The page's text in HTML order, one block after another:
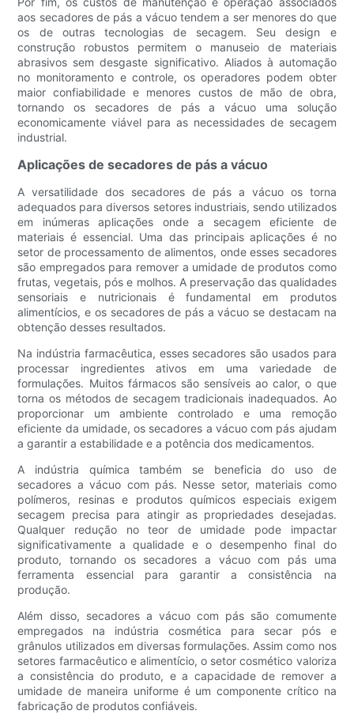
aos secadores de pás a vácuo tendem a ser menores do que
os de outras tecnologias de secagem. Seu design e
construção robustos permitem o manuseio de materiais
abrasivos sem desgaste significativo. Aliados à automação
no monitoramento e controle, os operadores podem obter
maior confiabilidade e menores custos de mão de obra,
tornando os secadores de pás a vácuo uma solução
economicamente viável para as necessidades de secagem
industrial.
Aplicações de secadores de pás a vácuo
A versatilidade dos secadores de pás a vácuo os torna
adequados para diversos setores industriais, sendo utilizados
em inúmeras aplicações onde a secagem eficiente de
materiais é essencial. Uma das principais aplicações é no
setor de processamento de alimentos, onde esses secadores
são empregados para remover a umidade de produtos como
frutas, vegetais, pós e molhos. A preservação das qualidades
sensoriais e nutricionais é fundamental em produtos
alimentícios, e os secadores de pás a vácuo se destacam na
obtenção desses resultados.
Na indústria farmacêutica, esses secadores são usados ​​para
processar ingredientes ativos em uma variedade de
formulações. Muitos fármacos são sensíveis ao calor, o que
torna os métodos de secagem tradicionais inadequados. Ao
proporcionar um ambiente controlado e uma remoção
eficiente da umidade, os secadores a vácuo com pás ajudam
a garantir a estabilidade e a potência dos medicamentos.
A indústria química também se beneficia do uso de
secadores a vácuo com pás. Nesse setor, materiais como
polímeros, resinas e produtos químicos especiais exigem
secagem precisa para atingir as propriedades desejadas.
Qualquer redução no teor de umidade pode impactar
significativamente a qualidade e o desempenho final do
produto, tornando os secadores a vácuo com pás uma
ferramenta essencial para garantir a consistência na
produção.
Além disso, secadores a vácuo com pás são comumente
empregados na indústria cosmética para secar pós e
grânulos utilizados em diversas formulações. Assim como nos
setores farmacêutico e alimentício, o setor cosmético valoriza
a consistência do produto, e a capacidade de remover a
umidade de maneira uniforme é um componente crítico na
fabricação de produtos confiáveis.